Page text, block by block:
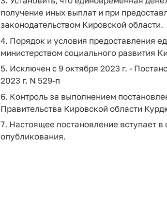
получение иных выплат и при
законодательством Кировской области.
4. Порядок и условия предоставления
министерством социального развития
5. Исключен с 9 октября 2023 г. -
2023 г. N 529-п
6. Контроль за выполнением
Правительства Кировской области
7. Настоящее постановление вступает
опубликования.